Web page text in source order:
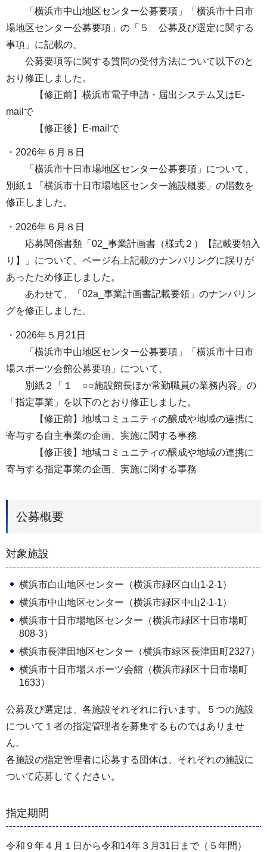
「横浜市中山地区センター公募要項」「横浜市十日市
場地区センター公募要項」の「５ 公募及び選定に関する
事項」に記載の、
公募要項等に関する質問の受付方法について以下のと
おり修正しました。
【修正前】横浜市電子申請・届出システム又はE-
mailで
【修正後】E-mailで
・2026年６月８日
「横浜市十日市場地区センター公募要項」について、
別紙１「横浜市十日市場地区センター施設概要」の階数を
修正しました。
・2026年６月８日
応募関係書類「02_事業計画書（様式２）【記載要領入
り】」について、ページ右上記載のナンバリングに誤りが
あったため修正しました。
あわせて、「02a_事業計画書記載要領」のナンバリン
グを修正しました。
・2026年５月21日
「横浜市中山地区センター公募要項」「横浜市十日市
場スポーツ会館公募要項」について、
別紙２「１ ○○施設館長ほか常勤職員の業務内容」の
「指定事業」を以下のとおり修正しました。
【修正前】地域コミュニティの醸成や地域の連携に
寄与する自主事業の企画、実施に関する事務
【修正後】地域コミュニティの醸成や地域の連携に
寄与する指定事業の企画、実施に関する事務
公募概要
対象施設
横浜市白山地区センター（横浜市緑区白山1-2-1）
横浜市中山地区センター（横浜市緑区中山2-1-1）
横浜市十日市場地区センター（横浜市緑区十日市場町
808-3）
横浜市長津田地区センター（横浜市緑区長津田町2327）
横浜市十日市場スポーツ会館（横浜市緑区十日市場町
1633）
公募及び選定は、各施設それぞれに行います。５つの施設
について１者の指定管理者を募集するものではありませ
ん。
各施設の指定管理者に応募する団体は、それぞれの施設に
ついて応募してください。
指定期間
令和９年４月１日から令和14年３月31日まで（５年間）